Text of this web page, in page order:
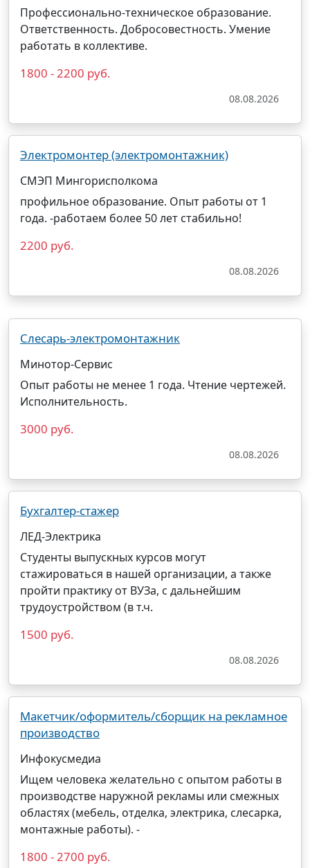
Профессионально-техническое образование.
Ответственность. Добросовестность. Умение
работать в коллективе.
1800 - 2200 руб.
08.08.2026
Электромонтер (электромонтажник)
СМЭП Мингорисполкома
профильное образование. Опыт работы от 1
года. -работаем более 50 лет стабильно!
2200 руб.
08.08.2026
Слесарь-электромонтажник
Минотор-Сервис
Опыт работы не менее 1 года. Чтение чертежей.
Исполнительность.
3000 руб.
08.08.2026
Бухгалтер-стажер
ЛЕД-Электрика
Студенты выпускных курсов могут
стажироваться в нашей организации, а также
пройти практику от ВУЗа, с дальнейшим
трудоустройством (в т.ч.
1500 руб.
08.08.2026
Макетчик/оформитель/сборщик на рекламное
производство
Инфокусмедиа
Ищем человека желательно с опытом работы в
производстве наружной рекламы или смежных
областях (мебель, отделка, электрика, слесарка,
монтажные работы). -
1800 - 2700 руб.